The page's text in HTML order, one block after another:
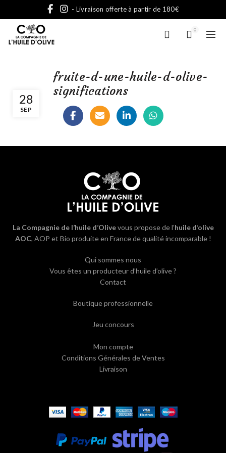
- Livraison offerte à partir de 180€
0
28
SEP
fruite-d-une-huile-d-olive-
significations
La Compagnie de l’huile d’Olivevous propose de l’huile d’olive
AOC, AOP et Bio produite en France de qualité incomparable !
Qui sommes nous
Vous êtes un producteur d’huile d’olive ?
Contact
Boutique professionnelle
Jeu concours
Mon compte
Conditions Générales de Ventes
Livraison